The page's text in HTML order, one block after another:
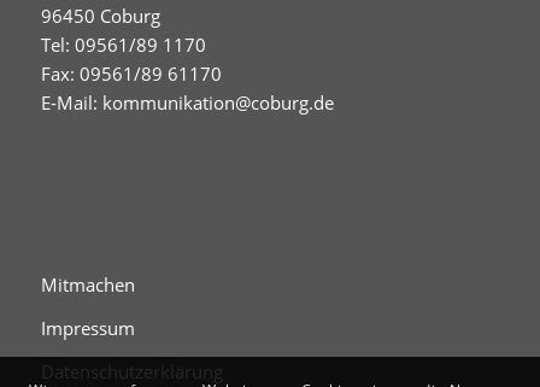
96450 Coburg
Tel: 09561/89 1170
Fax: 09561/89 61170
E-Mail: kommunikation@coburg.de
Mitmachen
Impressum
Datenschutzerklärung